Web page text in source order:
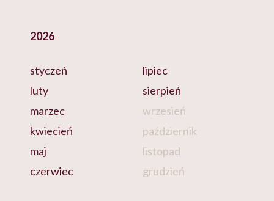
2026
styczeń
luty
marzec
kwiecień
maj
czerwiec
lipiec
sierpień
wrzesień
październik
listopad
grudzień